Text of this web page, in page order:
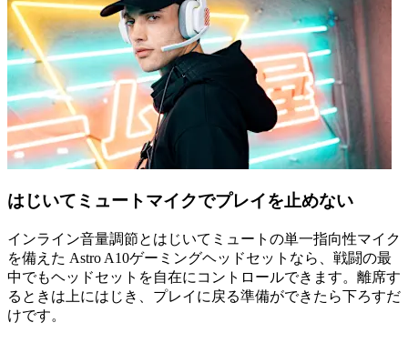
はじいてミュートマイクでプレイを止めない
インライン音量調節とはじいてミュートの単一指向性マイク
を備えた Astro A10ゲーミングヘッドセットなら、戦闘の最
中でもヘッドセットを自在にコントロールできます。離席す
るときは上にはじき、プレイに戻る準備ができたら下ろすだ
けです。